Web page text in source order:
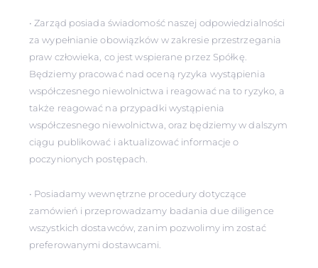
• Zarząd posiada świadomość naszej odpowiedzialności
za wypełnianie obowiązków w zakresie przestrzegania
praw człowieka, co jest wspierane przez Spółkę.
Będziemy pracować nad oceną ryzyka wystąpienia
współczesnego niewolnictwa i reagować na to ryzyko, a
także reagować na przypadki wystąpienia
współczesnego niewolnictwa, oraz będziemy w dalszym
ciągu publikować i aktualizować informacje o
poczynionych postępach.
• Posiadamy wewnętrzne procedury dotyczące
zamówień i przeprowadzamy badania due diligence
wszystkich dostawców, zanim pozwolimy im zostać
preferowanymi dostawcami.